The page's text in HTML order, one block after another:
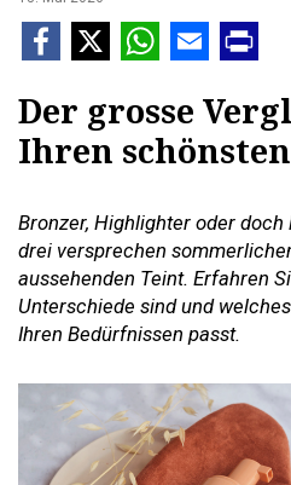
Der grosse
Ihren
Bronzer, Highlighter oder
drei versprechen
aussehenden Teint. Erfahren
Unterschiede sind und
Ihren Bedürfnissen passt.